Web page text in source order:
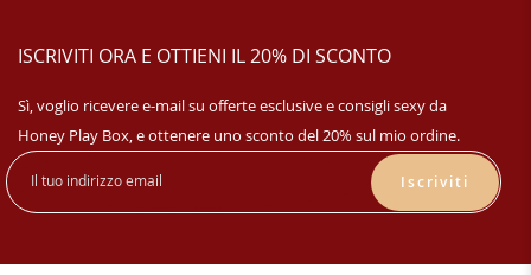
ISCRIVITI ORA E OTTIENI IL 20% DI SCONTO
Sì, voglio ricevere e-mail su offerte esclusive e consigli sexy da
Honey Play Box, e ottenere uno sconto del 20% sul mio ordine.
Iscriviti